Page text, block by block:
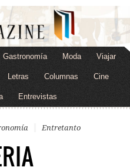
Gastronomía Moda Viajar
Letras Columnas Cine
Entrevistas
Entretanto